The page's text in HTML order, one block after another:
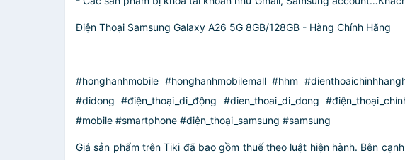
Điện Thoại Samsung Galaxy A26 5G 8GB/128GB - Hàng Chính Hãng
#honghanhmobile #honghanhmobilemall #hhm
#didong #điện_thoại_di_động #dien_thoai_di_dong
#mobile #smartphone #điện_thoại_samsung #samsung
Giá sản phẩm trên Tiki đã bao gồm thuế theo luật hiện hành. Bên